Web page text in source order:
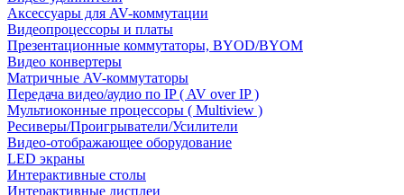
Аксессуары для AV-коммутации
Видеопроцессоры и платы
Презентационные коммутаторы, BYOD/BYOM
Видео конвертеры
Матричные AV-коммутаторы
Передача видео/аудио по IP ( AV over IP )
Мультиоконные процессоры ( Multiview )
Ресиверы/Проигрыватели/Усилители
Видео-отображающее оборудование
LED экраны
Интерактивные столы
Интерактивные дисплеи